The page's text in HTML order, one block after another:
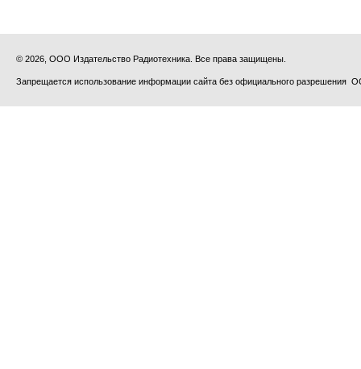
© 2026, ООО Издательство Радиотехника. Все права защищены.
Запрещается использование информации сайта без официального разрешения